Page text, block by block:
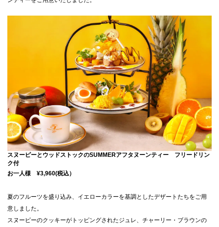
スヌーピーとウッドストックのSUMMERアフタヌーンティー フリードリン
ク付
お一人様 ¥3,960(税込）
夏のフルーツを盛り込み、イエローカラーを基調としたデザートたちをご用
意しました。
スヌーピーのクッキーがトッピングされたジュレ、チャーリー・ブラウンの